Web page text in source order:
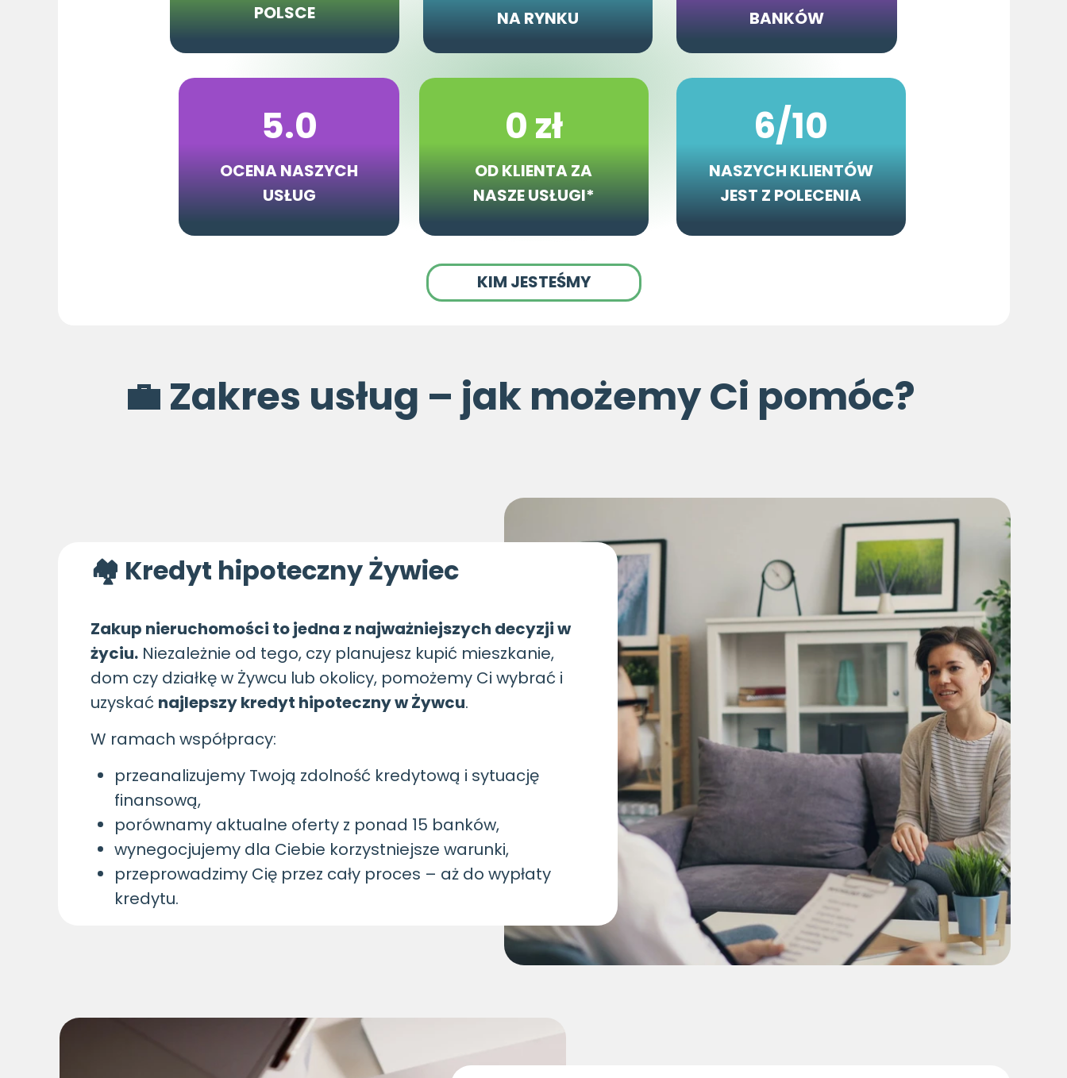
💼 Zakres usług – jak możemy Ci pomóc?
🏘 Kredyt hipoteczny Żywiec
Zakup nieruchomości to jedna z najważniejszych decyzji w
życiu. Niezależnie od tego, czy planujesz kupić mieszkanie,
dom czy działkę w Żywcu lub okolicy, pomożemy Ci wybrać i
uzyskać najlepszy kredyt hipoteczny w Żywcu.
W ramach współpracy:
przeanalizujemy Twoją zdolność kredytową i sytuację
finansową,
porównamy aktualne oferty z ponad 15 banków,
wynegocjujemy dla Ciebie korzystniejsze warunki,
przeprowadzimy Cię przez cały proces – aż do wypłaty
kredytu.
KIM JESTEŚMY
5.0
OCENA NASZYCH
USŁUG
6/10
NASZYCH KLIENTÓW
JEST Z POLECENIA
0 zł
OD KLIENTA ZA
NASZE USŁUGI*
BANKÓW
NA RYNKU
POLSCE